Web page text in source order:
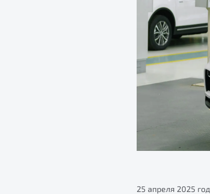
25 апреля 2025